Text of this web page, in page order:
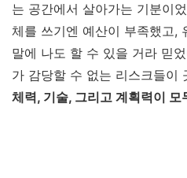
는 공간에서 살아가는 기분이
체를 쓰기엔 예산이 부족했고,
말에 나도 할 수 있을 거라 믿
가 감당할 수 없는 리스크들이
체력, 기술, 그리고 계획력이